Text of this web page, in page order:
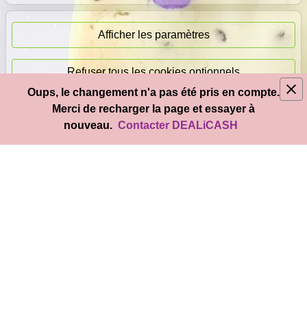
Afficher les paramètres
Refuser tous les cookies optionnels
Accepter tous les cookies
Paiement
immédiat
© 2026 DEALiCASH- Tous droits réservés
Oups, le changement n'a pas été pris en compte.
Merci de recharger la page et essayer à
nouveau. Contacter DEALiCASH